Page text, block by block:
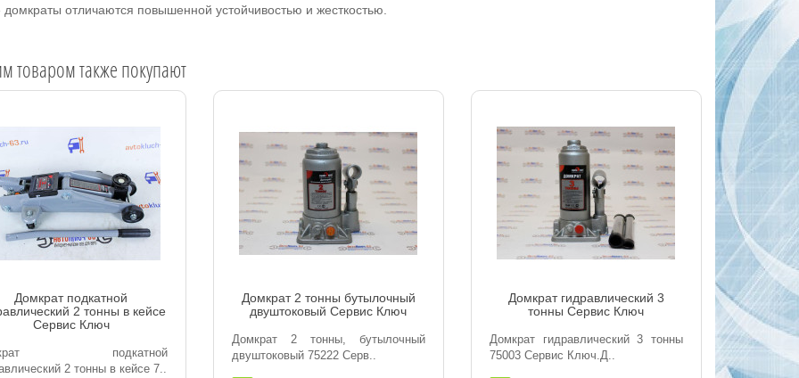
отличаются повышенной устойчивостью и жесткостью.
товаром также покупают
Домкрат подкатной
2 тонны в кейсе
Сервис Ключ
подкатной
2 тонны в кейсе 7..
Домкрат 2 тонны бутылочный
двуштоковый Сервис Ключ
Домкрат 2 тонны, бутылочный
двуштоковый 75222 Серв..
Домкрат гидравлический 3
тонны Сервис Ключ
Домкрат гидравлический 3 тонны
75003 Сервис Ключ.Д..